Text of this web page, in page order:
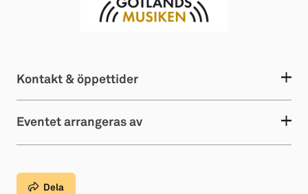
Kontakt & öppettider
Eventet arrangeras av
Dela